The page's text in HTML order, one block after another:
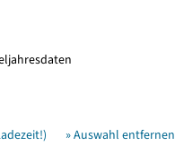
» Auswahl entfernen